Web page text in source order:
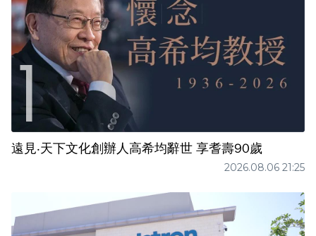
遠見‧天下文化創辦人高希均辭世 享耆壽90歲
2026.08.06 21:25